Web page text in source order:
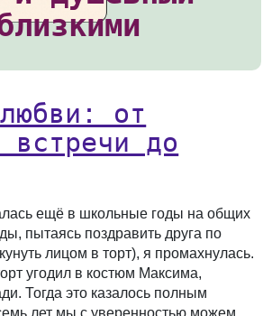
от
встречи до
ещё в школьные годы на общих
пытаясь поздравить друга по
лицом в торт), я промахнулась.
угодил в костюм Максима,
Тогда это казалось полным
лет мы с уверенностью можем